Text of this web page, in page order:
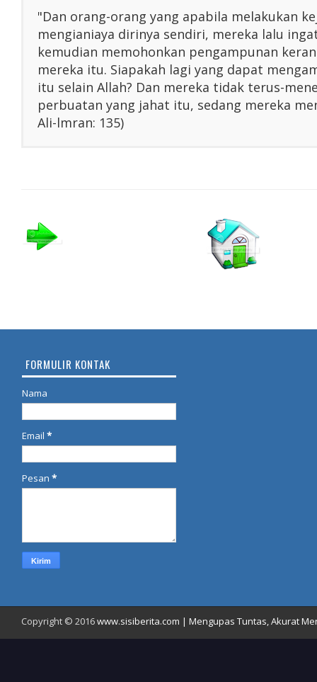
"Dan orang-orang yang apabila melakukan
mengianiaya dirinya sendiri, mereka lalu
kemudian memohonkan pengampunan
mereka itu. Siapakah lagi yang dapat
itu selain Allah? Dan mereka tidak terus-
perbuatan yang jahat itu, sedang mereka
Ali-lmran: 135)
FORMULIR KONTAK
Nama
Email *
Pesan *
Copyright © 2016www.sisiberita.com | Mengupas Tuntas, Akurat